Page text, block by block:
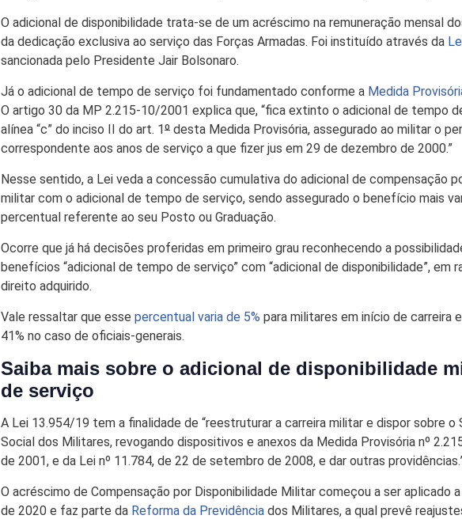
O adicional de disponibilidade trata-se de um acréscimo na remuneração mensal
da dedicação exclusiva ao serviço das Forças Armadas. Foi instituído através da
sancionada pelo Presidente Jair Bolsonaro.
Já o adicional de tempo de serviço foi fundamentado conforme a Medida
O artigo 30 da MP 2.215-10/2001 explica que, “fica extinto o adicional de tempo
alínea “c” do inciso II do art. 1º desta Medida Provisória, assegurado ao militar o
correspondente aos anos de serviço a que fizer jus em 29 de dezembro de 2000.”
Nesse sentido, a Lei veda a concessão cumulativa do adicional de compensação
militar com o adicional de tempo de serviço, sendo assegurado o benefício mais
percentual referente ao seu Posto ou Graduação.
Ocorre que já há decisões proferidas em primeiro grau reconhecendo a
benefícios “adicional de tempo de serviço” com “adicional de disponibilidade”, em
direito adquirido.
Vale ressaltar que essepercentual varia de 5% para militares em início de carreira
41% no caso de oficiais-generais.
Saiba mais sobre o adicional de disponibilidade
de serviço
A Lei 13.954/19 tem a finalidade de “reestruturar a carreira militar e dispor sobre
Social dos Militares, revogando dispositivos e anexos da Medida Provisória nº
de 2001, e da Lei nº 11.784, de 22 de setembro de 2008, e dar outras
O acréscimo de Compensação por Disponibilidade Militar começou a ser aplicado
de 2020 e faz parte da Reforma da Previdência dos Militares, a qual prevê